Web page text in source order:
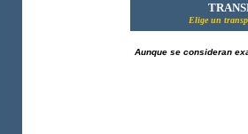
Elige un
Aunque se consideran